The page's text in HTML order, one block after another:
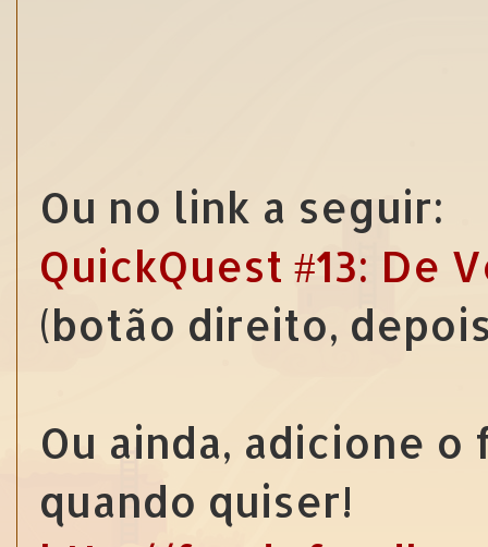
Ou no link a seguir:
QuickQuest #13: De
(botão direito,
Ou ainda, adicione
quando quiser!